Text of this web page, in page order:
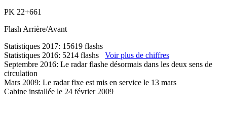
PK 22+661
FlashArrière/Avant
Statistiques 2017: 15619 flashs
Statistiques 2016: 5214 flashs Voir plus de chiffres
Septembre 2016: Le radar flashe désormais dans les deux sens de
circulation
Mars 2009: Le radar fixe est mis en service le 13 mars
Cabine installée le 24 février 2009